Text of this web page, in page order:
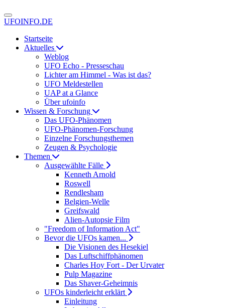
UFOINFO.DE
Startseite
Aktuelles
Weblog
UFO Echo - Presseschau
Lichter am Himmel - Was ist das?
UFO Meldestellen
UAP at a Glance
Über ufoinfo
Wissen & Forschung
Das UFO-Phänomen
UFO-Phänomen-Forschung
Einzelne Forschungsthemen
Zeugen & Psychologie
Themen
Ausgewählte Fälle
Kenneth Arnold
Roswell
Rendlesham
Belgien-Welle
Greifswald
Alien-Autopsie Film
"Freedom of Information Act"
Bevor die UFOs kamen...
Die Visionen des Hesekiel
Das Luftschiffphänomen
Charles Hoy Fort - Der Urvater
Pulp Magazine
Das Shaver-Geheimnis
UFOs kinderleicht erklärt
Einleitung